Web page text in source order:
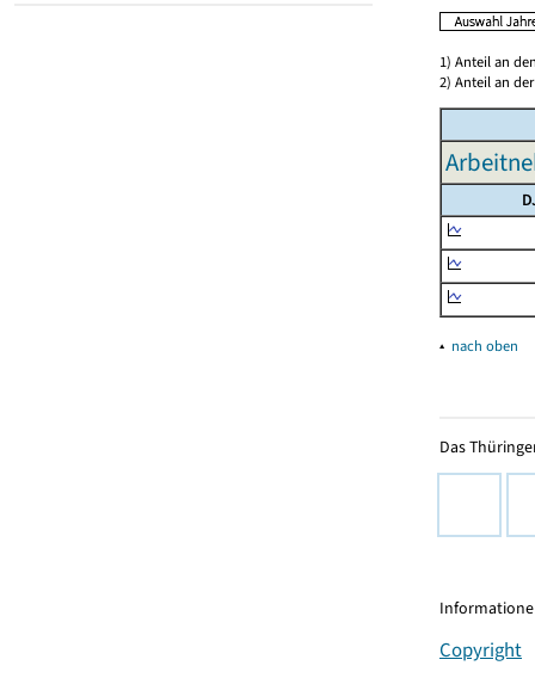
1) Anteil an
2) Anteil an
▴ nach oben
Das
Copyright